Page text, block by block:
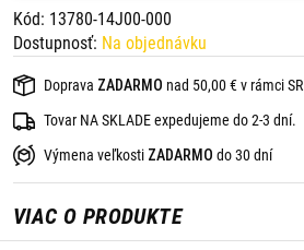
Kód: 13780-14J00-000
Dostupnosť: Na objednávku
Doprava ZADARMO nad 50,00 € v rámci SR
Tovar NA SKLADE expedujeme do 2-3 dní.
Výmena veľkosti ZADARMO do 30 dní
VIAC O PRODUKTE